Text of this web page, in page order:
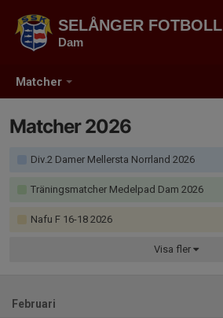
Matcher
SELÅNGER FOTBOLL
Dam
Matcher 2026
Div.2 Damer Mellersta Norrland 2026
Träningsmatcher Medelpad Dam 2026
Nafu F 16-18 2026
Visa fler
Februari